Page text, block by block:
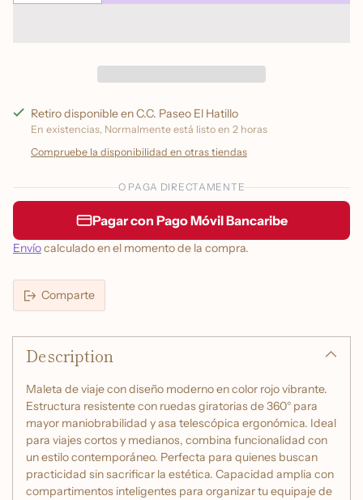
Retiro disponible en C.C. Paseo El Hatillo
En existencias, Normalmente está listo en 2 horas
Compruebe la disponibilidad en otras tiendas
O PAGA DIRECTAMENTE
Pagar con Pago Móvil Bancaribe
Envíocalculado en el momento de la compra.
Comparte
un
producto
cesta
Description
Maleta de viaje con diseño moderno en color rojo vibrante.
Estructura resistente con ruedas giratorias de 360° para
mayor maniobrabilidad y asa telescópica ergonómica. Ideal
para viajes cortos y medianos, combina funcionalidad con
un estilo contemporáneo. Perfecta para quienes buscan
practicidad sin sacrificar la estética. Capacidad amplia con
compartimentos inteligentes para organizar tu equipaje de